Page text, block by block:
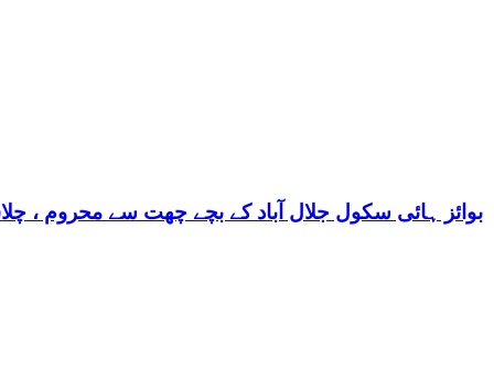
بوائز ہائی سکول جلال آباد کے بچے چھت سے محروم ،